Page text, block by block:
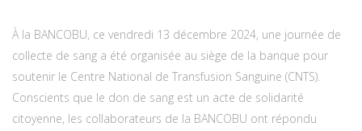
À la BANCOBU, ce vendredi 13 décembre 2024, une journée de
collecte de sang a été organisée au siège de la banque pour
soutenir le Centre National de Transfusion Sanguine (CNTS).
Conscients que le don de sang est un acte de solidarité
citoyenne, les collaborateurs de la BANCOBU ont répondu